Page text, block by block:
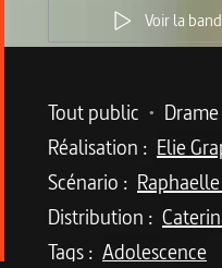
Voir la
Metadata
Tout public • Drame
Réalisation : Elie
Scénario :
Distribution :
Tags : Adolescence